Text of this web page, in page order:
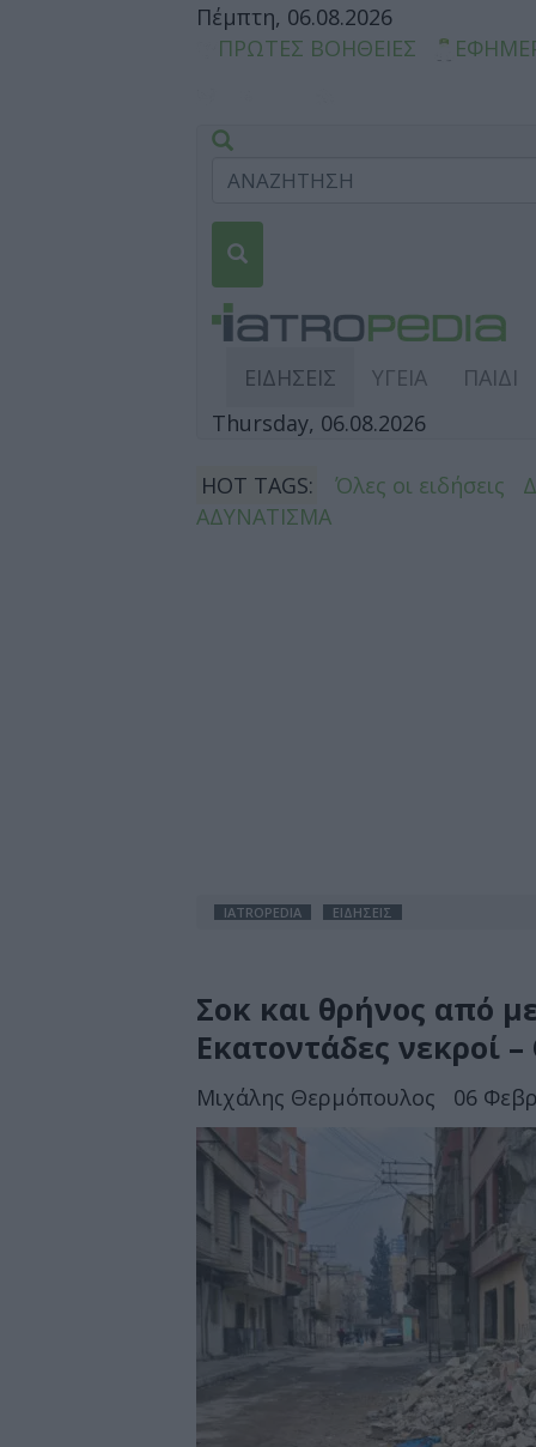
Πέμπτη, 06.08.2026
ΠΡΩΤΕΣ ΒΟΗΘΕΙΕΣ
ΕΙΔΗΣΕΙΣ ΥΓΕΙΑ ΠΑΙΔΙ
Thursday, 06.08.2026
HOT TAGS: Όλες οι ειδήσεις
ΑΔΥΝΑΤΙΣΜΑ
IATROPEDIA ΕΙΔΗΣΕΙΣ
Σοκ και θρήνος από
Εκατοντάδες νεκροί
Μιχάλης Θερμόπουλος 06